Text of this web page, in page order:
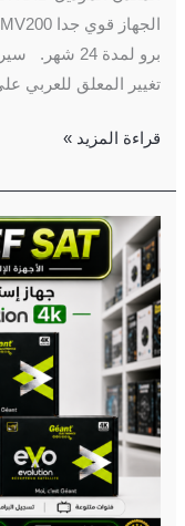
تغيير المعلق للعربي
قراءة المزيد »
Geant
EVO
Allure
750
4K